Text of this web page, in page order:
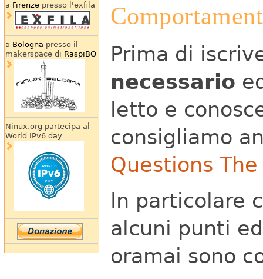
a Firenzepresso l'exfila
a Bologna presso il
makerspace di RaspiBO
Ninux.org partecipa al
World IPv6 day
Prima di
necessario
letto e
consigliamo
Questions
In particolare
alcuni punti
oramai sono